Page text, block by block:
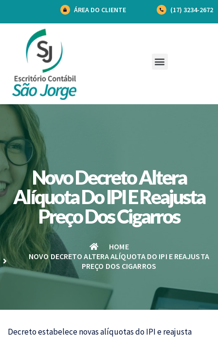
ÁREA DO CLIENTE (17) 3234-2672
Novo Decreto Altera
Alíquota Do IPI E Reajusta
Preço Dos Cigarros
HOME
NOVO DECRETO ALTERA ALÍQUOTA DO IPI E REAJUSTA
PREÇO DOS CIGARROS
Decreto estabelece novas alíquotas do IPI e reajusta